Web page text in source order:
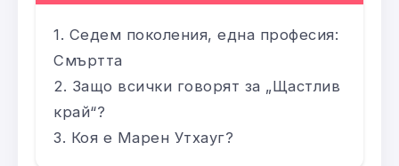
Седем поколения, една професия:
Смъртта
Защо всички говорят за „Щастлив
край“?
Коя е Марен Утхауг?